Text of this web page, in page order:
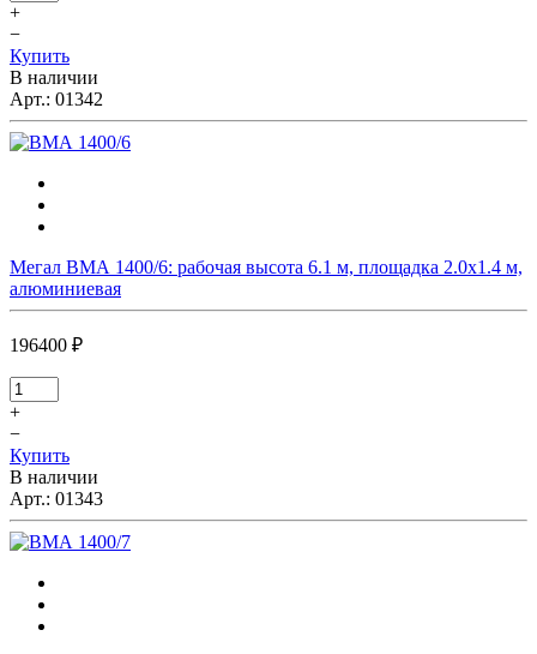
+
−
Купить
В наличии
Арт.: 01342
Мегал ВМА 1400/6: рабочая высота 6.1 м, площадка 2.0х1.4 м,
алюминиевая
196400 ₽
+
−
Купить
В наличии
Арт.: 01343